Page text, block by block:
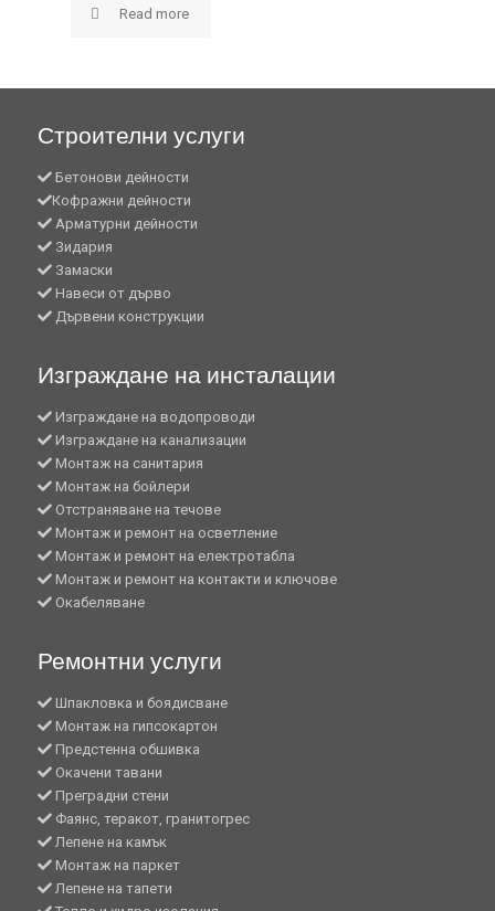
Read more
Строителни услуги
Бетонови дейности
Кофражни дейности
Арматурни дейности
Зидария
Замаски
Навеси от дърво
Дървени конструкции
Изграждане на инсталации
Изграждане на водопроводи
Изграждане на канализации
Монтаж на санитария
Монтаж на бойлери
Отстраняване на течове
Монтаж и ремонт на осветление
Монтаж и ремонт на електротабла
Монтаж и ремонт на контакти и ключове
Окабеляване
Ремонтни услуги
Шпакловка и боядисване
Монтаж на гипсокартон
Предстенна обшивка
Окачени тавани
Преградни стени
Фаянс, теракот, гранитогрес
Лепене на камък
Монтаж на паркет
Лепене на тапети